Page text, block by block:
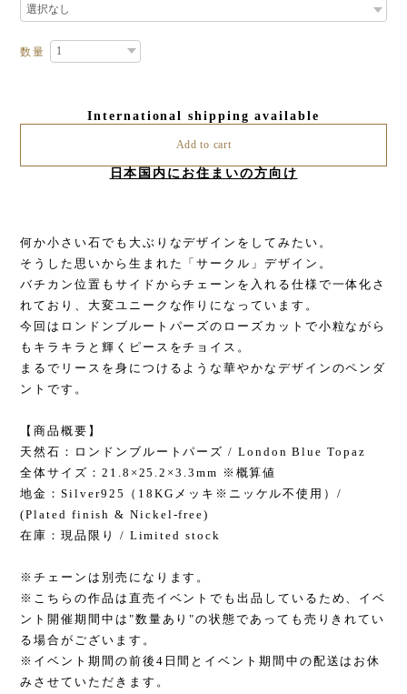
数量
International shipping available
Add to cart
日本国内にお住まいの方向け
何か小さい石でも大ぶりなデザインをしてみたい。
そうした思いから生まれた「サークル」デザイン。
バチカン位置もサイドからチェーンを入れる仕様で一体化さ
れており、大変ユニークな作りになっています。
今回はロンドンブルートパーズのローズカットで小粒ながら
もキラキラと輝くピースをチョイス。
まるでリースを身につけるような華やかなデザインのペンダ
ントです。
【商品概要】
天然石：ロンドンブルートパーズ / London Blue Topaz
全体サイズ：21.8×25.2×3.3mm ※概算値
地金：Silver925（18KGメッキ※ニッケル不使用）/
(Plated finish & Nickel-free)
在庫：現品限り / Limited stock
※チェーンは別売になります。
※こちらの作品は直売イベントでも出品しているため、イベ
ント開催期間中は"数量あり"の状態であっても売りきれてい
る場合がございます。
※イベント期間の前後4日間とイベント期間中の配送はお休
みさせていただきます。